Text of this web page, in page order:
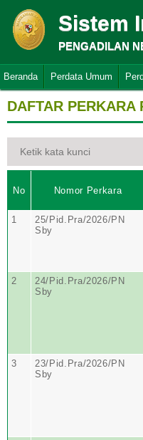
Sistem
PENGADILAN
Beranda Perdata Umum
DAFTAR PERKARA
No Nomor Perkara
1
25/Pid.Pra/2026/PN
Sby
2
24/Pid.Pra/2026/PN
Sby
3
23/Pid.Pra/2026/PN
Sby